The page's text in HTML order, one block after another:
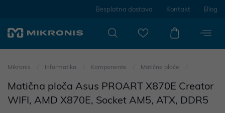
Besplatna dostava Kontakt Blog
Mikronis Informatika Komponente Matične ploče
Matična ploča Asus PROART X870E Creator
WIFI, AMD X870E, Socket AM5, ATX, DDR5